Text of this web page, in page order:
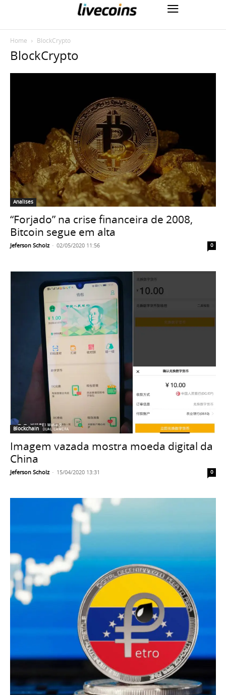
Home BlockCrypto
BlockCrypto
Analises
“Forjado” na crise financeira de 2008,
Bitcoin segue em alta
Jeferson Scholz - 02/05/2020 11:56 0
Blockchain
Imagem vazada mostra moeda digital da
China
Jeferson Scholz - 15/04/2020 13:31 0